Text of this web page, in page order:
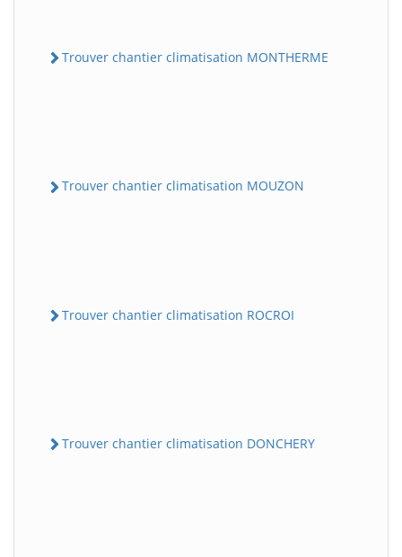
Trouver chantier climatisation MONTHERME
Trouver chantier climatisation MOUZON
Trouver chantier climatisation ROCROI
Trouver chantier climatisation DONCHERY